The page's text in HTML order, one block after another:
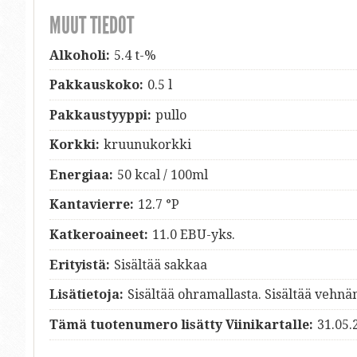
MUUT TIEDOT
Alkoholi: 5.4 t-%
Pakkauskoko: 0.5 l
Pakkaustyyppi: pullo
Korkki: kruunukorkki
Energiaa: 50 kcal / 100ml
Kantavierre: 12.7 °P
Katkeroaineet: 11.0 EBU-yks.
Erityistä: Sisältää sakkaa
Lisätietoja: Sisältää ohramallasta. Sisältää
Tämä tuotenumero lisätty Viinikartalle: